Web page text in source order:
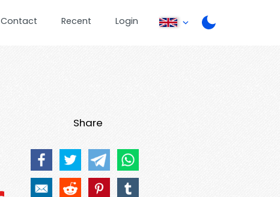
Contact Recent Login
Share